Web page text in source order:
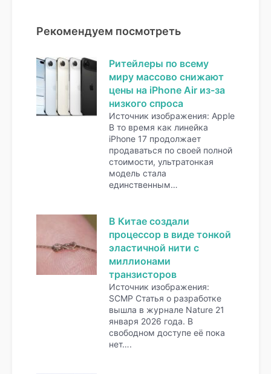
Рекомендуем посмотреть
Ритейлеры по всему
миру массово снижают
цены на iPhone Air из-за
низкого спроса
Источник изображения: Apple
В то время как линейка
iPhone 17 продолжает
продаваться по своей полной
стоимости, ультратонкая
модель стала
единственным…
В Китае создали
процессор в виде тонкой
эластичной нити с
миллионами
транзисторов
Источник изображения:
SCMP Статья о разработке
вышла в журнале Nature 21
января 2026 года. В
свободном доступе её пока
нет….